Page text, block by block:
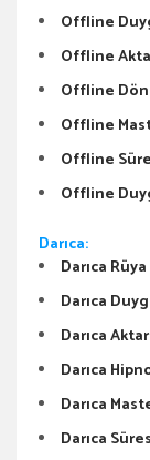
Offline
Offline
Offline
Offline
Offline
Offline
Darıca:
Darıca
Darıca
Darıca
Darıca
Darıca
Darıca